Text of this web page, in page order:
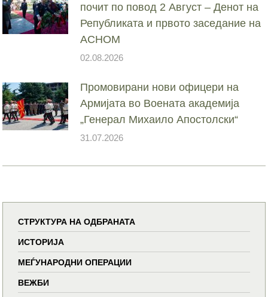
почит по повод 2 Август – Денот на
Републиката и првото заседание на
АСНОМ
02.08.2026
Промовирани нови офицери на
Армијата во Воената академија
„Генерал Михаило Апостолски“
31.07.2026
СТРУКТУРА НА ОДБРАНАТА
ИСТОРИЈА
МЕЃУНАРОДНИ ОПЕРАЦИИ
ВЕЖБИ